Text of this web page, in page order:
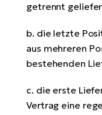
getrennt
b. die letzte
aus mehreren
bestehenden
c. die erste
Vertrag eine